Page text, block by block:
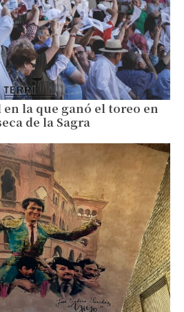
en la que ganó el toreo en
de la Sagra